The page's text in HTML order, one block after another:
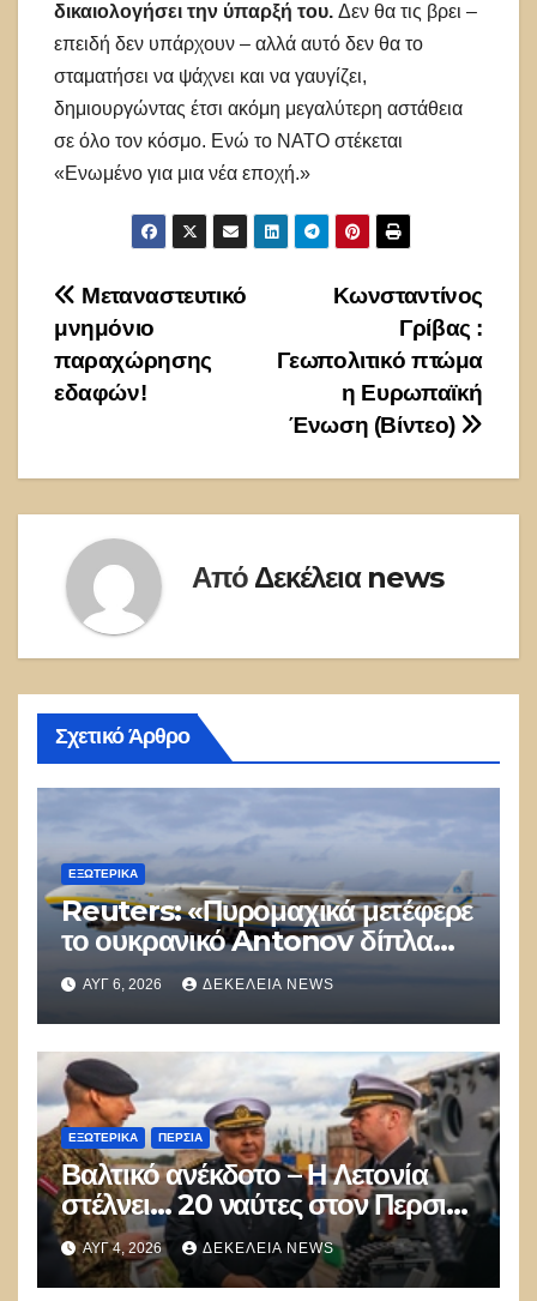
δικαιολογήσει την ύπαρξή του. Δεν θα τις βρει –
επειδή δεν υπάρχουν – αλλά αυτό δεν θα το
σταματήσει να ψάχνει και να γαυγίζει,
δημιουργώντας έτσι ακόμη μεγαλύτερη αστάθεια
σε όλο τον κόσμο. Ενώ το ΝΑΤΟ στέκεται
«Ενωμένο για μια νέα εποχή.»
Πλοήγηση
άρθρων
Κωνσταντίνος
Γρίβας :
Γεωπολιτικό πτώμα
η Ευρωπαϊκή
Ένωση (Βίντεο)
Μεταναστευτικό
μνημόνιο
παραχώρησης
εδαφών!
Από Δεκέλεια news
Σχετικό Άρθρο
ΕΞΩΤΕΡΙΚΑ
Reuters: «Πυρομαχικά μετέφερε
το ουκρανικό Antonov δίπλα
στο οποίο βρέθηκε το drone στη
Λειψία»
ΑΥΓ 6, 2026 ΔΕΚΈΛΕΙΑ NEWS
ΕΞΩΤΕΡΙΚΑ ΠΕΡΣΊΑ
Βαλτικό ανέκδοτο – Η Λετονία
στέλνει… 20 ναύτες στον Περσικό
για να «ανοίξει το Στενό του
Hormuz»
ΑΥΓ 4, 2026 ΔΕΚΈΛΕΙΑ NEWS